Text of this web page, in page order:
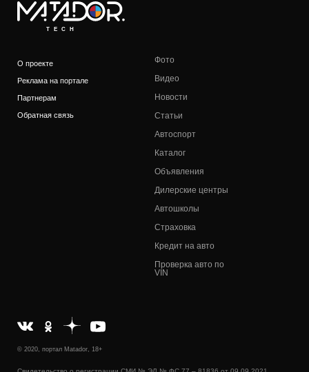
TECH
О проекте
Реклама на портале
Партнерам
Обратная связь
Фото
Видео
Новости
Статьи
Автоспорт
Каталог
Объявления
Дилерские центры
Автошколы
Страховка
Кредит на авто
Проверка авто по
VIN
© 2020, портал Matador, 18+